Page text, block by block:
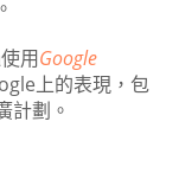
用Google
上的表現，包
計劃。